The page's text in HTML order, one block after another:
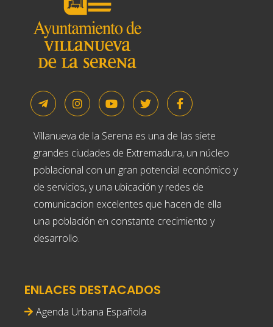
Villanueva de la Serena es una de las siete
grandes ciudades de Extremadura, un núcleo
poblacional con un gran potencial económico y
de servicios, y una ubicación y redes de
comunicacion excelentes que hacen de ella
una población en constante crecimiento y
desarrollo.
ENLACES DESTACADOS
Agenda Urbana Española